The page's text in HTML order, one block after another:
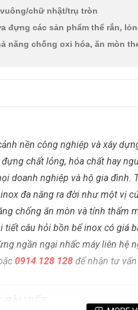
chữ nhật/trụ tròn
đựng các sản phẩm thể rắn,
năng chống oxi hóa, ăn mòn
nền công nghiệp và xây
chất lỏng, hóa chất hay
doanh nghiệp và hộ gia đình.
đa năng ra đời như một vị
chống ăn mòn và tính thẩm
tiết câu hỏi bồn bể inox có giá
ngần ngại nhấc máy liên hệ
0914 128 128 để nhận tư